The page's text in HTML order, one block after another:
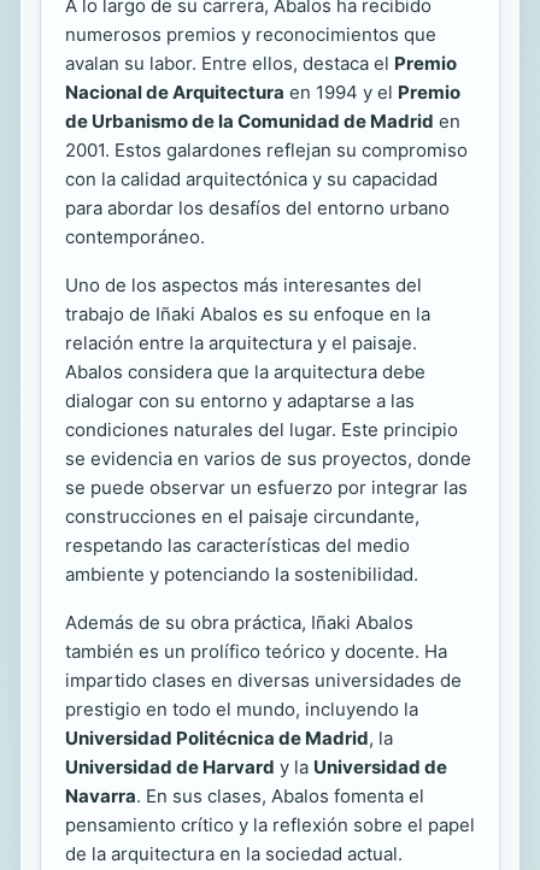
A lo largo de su carrera, Abalos ha recibido
numerosos premios y reconocimientos que
avalan su labor. Entre ellos, destaca el Premio
Nacional de Arquitectura en 1994 y el Premio
de Urbanismo de la Comunidad de Madrid en
2001. Estos galardones reflejan su compromiso
con la calidad arquitectónica y su capacidad
para abordar los desafíos del entorno urbano
contemporáneo.
Uno de los aspectos más interesantes del
trabajo de Iñaki Abalos es su enfoque en la
relación entre la arquitectura y el paisaje.
Abalos considera que la arquitectura debe
dialogar con su entorno y adaptarse a las
condiciones naturales del lugar. Este principio
se evidencia en varios de sus proyectos, donde
se puede observar un esfuerzo por integrar las
construcciones en el paisaje circundante,
respetando las características del medio
ambiente y potenciando la sostenibilidad.
Además de su obra práctica, Iñaki Abalos
también es un prolífico teórico y docente. Ha
impartido clases en diversas universidades de
prestigio en todo el mundo, incluyendo la
Universidad Politécnica de Madrid, la
Universidad de Harvard y la Universidad de
Navarra. En sus clases, Abalos fomenta el
pensamiento crítico y la reflexión sobre el papel
de la arquitectura en la sociedad actual.